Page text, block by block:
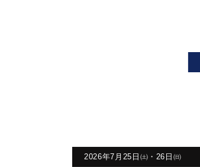
2026年7月25日㈯・26日㈰